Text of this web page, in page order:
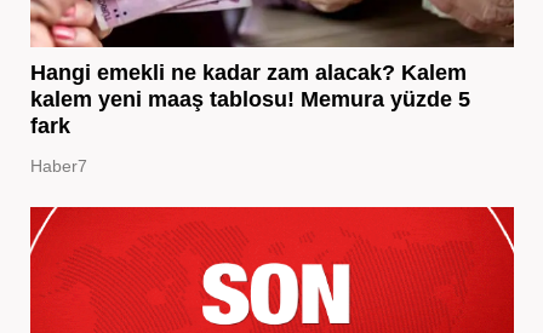
Hangi emekli ne kadar zam alacak? Kalem
kalem yeni maaş tablosu! Memura yüzde 5
fark
Haber7